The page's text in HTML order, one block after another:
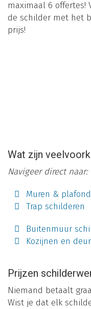
maximaal 6 offertes!
de schilder met het
prijs!
Wat zijn
Navigeer direct naar:
Muren &
Trap schilderen
Buitenmuur
Kozijnen en
Prijzen
Niemand betaalt
Wist je dat elk